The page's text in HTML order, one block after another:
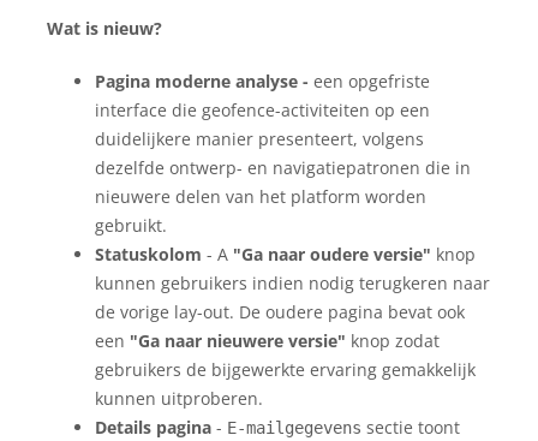
Wat is nieuw?
Pagina moderne analyse - een opgefriste
interface die geofence-activiteiten op een
duidelijkere manier presenteert, volgens
dezelfde ontwerp- en navigatiepatronen die in
nieuwere delen van het platform worden
gebruikt.
Statuskolom - A "Ga naar oudere versie" knop
kunnen gebruikers indien nodig terugkeren naar
de vorige lay-out. De oudere pagina bevat ook
een "Ga naar nieuwere versie" knop zodat
gebruikers de bijgewerkte ervaring gemakkelijk
kunnen uitproberen.
Details pagina- E-mailgegevens sectie toont